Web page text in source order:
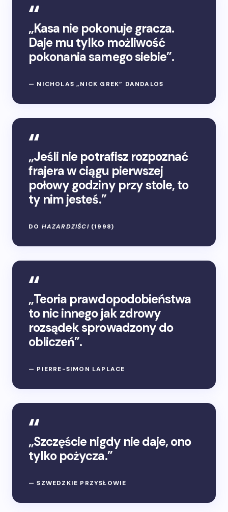
„Kasa nie pokonuje gracza.
Daje mu tylko możliwość
pokonania samego siebie”.
— NICHOLAS „NICK GREK” DANDALOS
„Jeśli nie potrafisz rozpoznać
frajera w ciągu pierwszej
połowy godziny przy stole, to
ty nim jesteś.”
DO HAZARDZIŚCI(1998)
„Teoria prawdopodobieństwa
to nic innego jak zdrowy
rozsądek sprowadzony do
obliczeń”.
— PIERRE-SIMON LAPLACE
„Szczęście nigdy nie daje, ono
tylko pożycza.”
— SZWEDZKIE PRZYSŁOWIE